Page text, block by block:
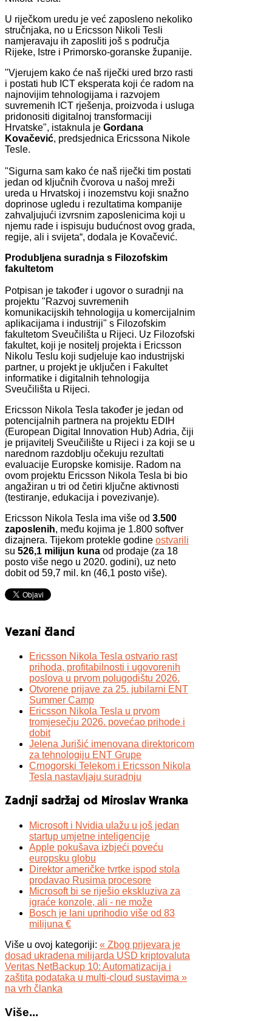
U riječkom uredu je već zaposleno nekoliko
stručnjaka, no u Ericsson Nikoli Tesli
namjeravaju ih zaposliti još s područja
Rijeke, Istre i Primorsko-goranske županije.
"Vjerujem kako će naš riječki ured brzo rasti
i postati hub ICT eksperata koji će radom na
najnovijim tehnologijama i razvojem
suvremenih ICT rješenja, proizvoda i usluga
pridonositi digitalnoj transformaciji
Hrvatske", istaknula je Gordana
Kovačević, predsjednica Ericssona Nikole
Tesle.
"Sigurna sam kako će naš riječki tim postati
jedan od ključnih čvorova u našoj mreži
ureda u Hrvatskoj i inozemstvu koji snažno
doprinose ugledu i rezultatima kompanije
zahvaljujući izvrsnim zaposlenicima koji u
njemu rade i ispisuju budućnost ovog grada,
regije, ali i svijeta“, dodala je Kovačević.
Produbljena suradnja s Filozofskim
fakultetom
Potpisan je također i ugovor o suradnji na
projektu "Razvoj suvremenih
komunikacijskih tehnologija u komercijalnim
aplikacijama i industriji" s Filozofskim
fakultetom Sveučilišta u Rijeci. Uz Filozofski
fakultet, koji je nositelj projekta i Ericsson
Nikolu Teslu koji sudjeluje kao industrijski
partner, u projekt je uključen i Fakultet
informatike i digitalnih tehnologija
Sveučilišta u Rijeci.
Ericsson Nikola Tesla također je jedan od
potencijalnih partnera na projektu EDIH
(European Digital Innovation Hub) Adria, čiji
je prijavitelj Sveučilište u Rijeci i za koji se u
narednom razdoblju očekuju rezultati
evaluacije Europske komisije. Radom na
ovom projektu Ericsson Nikola Tesla bi bio
angažiran u tri od četiri ključne aktivnosti
(testiranje, edukacija i povezivanje).
Ericsson Nikola Tesla ima više od 3.500
zaposlenih, među kojima je 1.800 softver
dizajnera. Tijekom protekle godine ostvarili
su 526,1 milijun kuna od prodaje (za 18
posto više nego u 2020. godini), uz neto
dobit od 59,7 mil. kn (46,1 posto više).
Vezani članci
Ericsson Nikola Tesla ostvario rast
prihoda, profitabilnosti i ugovorenih
poslova u prvom polugodištu 2026.
Otvorene prijave za 25. jubilarni ENT
Summer Camp
Ericsson Nikola Tesla u prvom
tromjesečju 2026. povećao prihode i
dobit
Jelena Jurišić imenovana direktoricom
za tehnologiju ENT Grupe
Crnogorski Telekom i Ericsson Nikola
Tesla nastavljaju suradnju
Zadnji sadržaj od Miroslav Wranka
Microsoft i Nvidia ulažu u još jedan
startup umjetne inteligencije
Apple pokušava izbjeći poveću
europsku globu
Direktor američke tvrtke ispod stola
prodavao Rusima procesore
Microsoft bi se riješio ekskluziva za
igraće konzole, ali - ne može
Bosch je lani uprihodio više od 83
milijuna €
Više u ovoj kategoriji: « Zbog prijevara je
dosad ukradena milijarda USD kriptovaluta
Veritas NetBackup 10: Automatizacija i
zaštita podataka u multi-cloud sustavima »
na vrh članka
Više...